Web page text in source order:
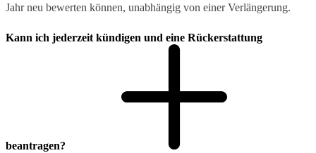
Jahr neu bewerten können, unabhängig von einer Verlängerung.
Kann ich jederzeit kündigen und eine Rückerstattung
beantragen?